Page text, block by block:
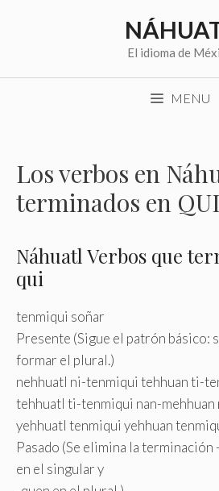
El idioma de
MENU
Los verbos en
terminados en QUI
Náhuatl Verbos que
qui
tenmiqui soñar
Presente (Sigue el patrón básico:
formar el plural.)
nehhuatl ni-tenmiqui tehhuan ti-
tehhuatl ti-tenmiqui nan-mehhuan
yehhuatl tenmiqui yehhuan
Pasado (Se elimina la terminación
en el singular y